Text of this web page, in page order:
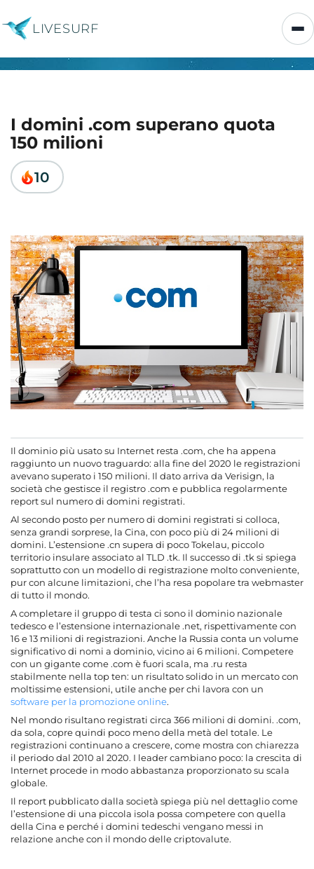
LIVESURF
I domini .com superano quota
150 milioni
10
Il dominio più usato su Internet resta .com, che ha appena
raggiunto un nuovo traguardo: alla fine del 2020 le registrazioni
avevano superato i 150 milioni. Il dato arriva da Verisign, la
società che gestisce il registro .com e pubblica regolarmente
report sul numero di domini registrati.
Al secondo posto per numero di domini registrati si colloca,
senza grandi sorprese, la Cina, con poco più di 24 milioni di
domini. L’estensione .cn supera di poco Tokelau, piccolo
territorio insulare associato al TLD .tk. Il successo di .tk si spiega
soprattutto con un modello di registrazione molto conveniente,
pur con alcune limitazioni, che l’ha resa popolare tra webmaster
di tutto il mondo.
A completare il gruppo di testa ci sono il dominio nazionale
tedesco e l’estensione internazionale .net, rispettivamente con
16 e 13 milioni di registrazioni. Anche la Russia conta un volume
significativo di nomi a dominio, vicino ai 6 milioni. Competere
con un gigante come .com è fuori scala, ma .ru resta
stabilmente nella top ten: un risultato solido in un mercato con
moltissime estensioni, utile anche per chi lavora con un
software per la promozione online.
Nel mondo risultano registrati circa 366 milioni di domini. .com,
da sola, copre quindi poco meno della metà del totale. Le
registrazioni continuano a crescere, come mostra con chiarezza
il periodo dal 2010 al 2020. I leader cambiano poco: la crescita di
Internet procede in modo abbastanza proporzionato su scala
globale.
Il report pubblicato dalla società spiega più nel dettaglio come
l’estensione di una piccola isola possa competere con quella
della Cina e perché i domini tedeschi vengano messi in
relazione anche con il mondo delle criptovalute.